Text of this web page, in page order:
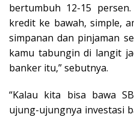
bertumbuh 12-15
kredit ke bawah, simple,
simpanan dan pinjaman
kamu tabungin di langit
banker itu,” sebutnya.
“Kalau kita bisa bawa
ujung-ujungnya investasi